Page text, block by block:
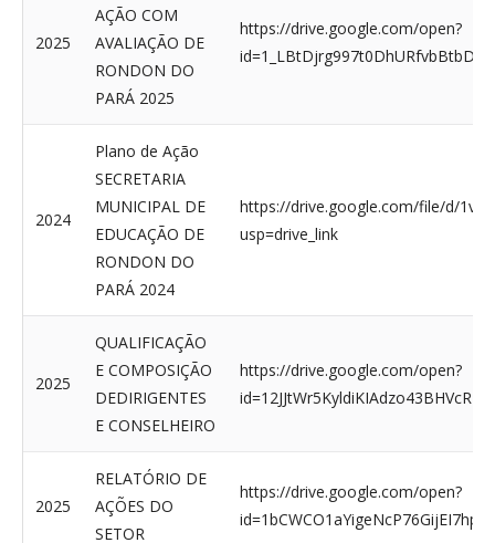
2025
AÇÃO COM
AVALIAÇÃO DE
RONDON DO
PARÁ 2025
https://drive.google.com/open?
2024
Plano de Ação
SECRETARIA
MUNICIPAL DE
EDUCAÇÃO DE
RONDON DO
PARÁ 2024
https://drive.google.com/file/d/
usp=drive_link
2025
QUALIFICAÇÃO
E COMPOSIÇÃO
DEDIRIGENTES
E CONSELHEIRO
https://drive.google.com/open?
2025
RELATÓRIO DE
AÇÕES DO
SETOR
https://drive.google.com/open?